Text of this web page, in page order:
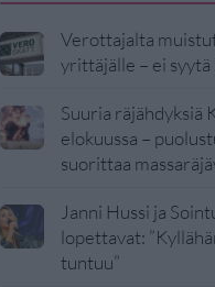
Verottajalta
yrittäjälle – ei syytä
Suuria räjähdyksiä
elokuussa –
suorittaa
Janni Hussi ja
lopettavat:
tuntuu”